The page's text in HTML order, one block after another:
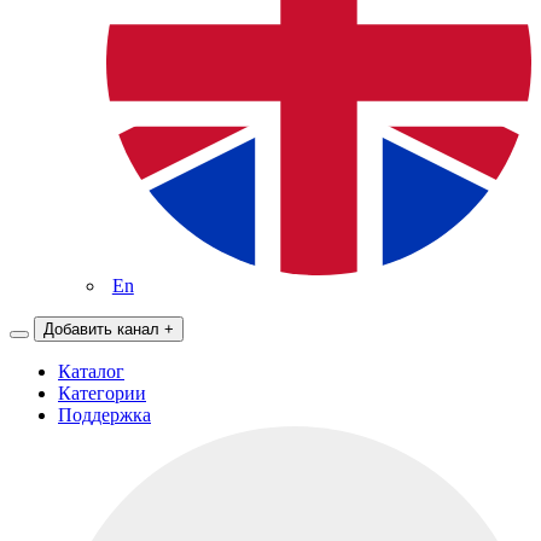
En
Добавить канал +
Каталог
Категории
Поддержка